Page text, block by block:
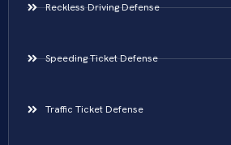
Reckless Driving Defense
Speeding Ticket Defense
Traffic Ticket Defense